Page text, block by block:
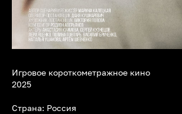
Игровое короткометражное кино
2025
Страна: Россия